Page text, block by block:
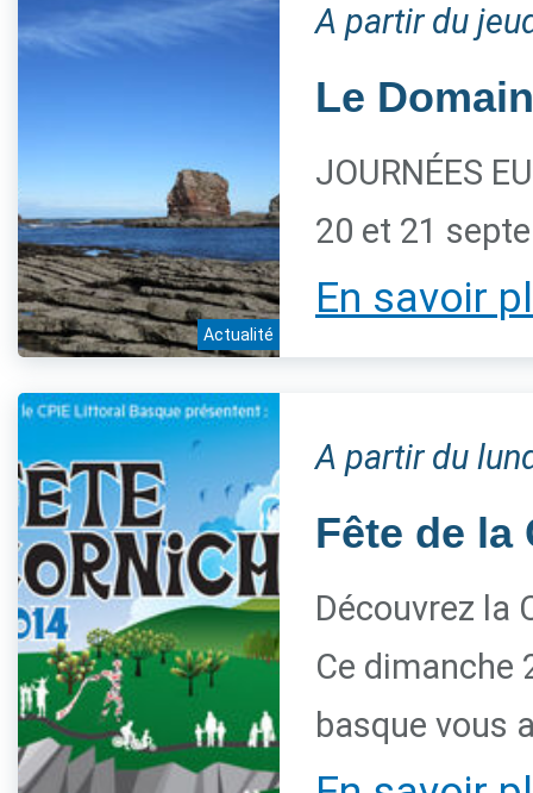
Actualité
A partir du
Le
JOURNÉES
20 et 21
En savoir
A partir du
Fête de la
Découvrez la
Ce dimanche
basque vous